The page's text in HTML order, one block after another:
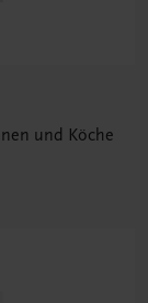
und Köche